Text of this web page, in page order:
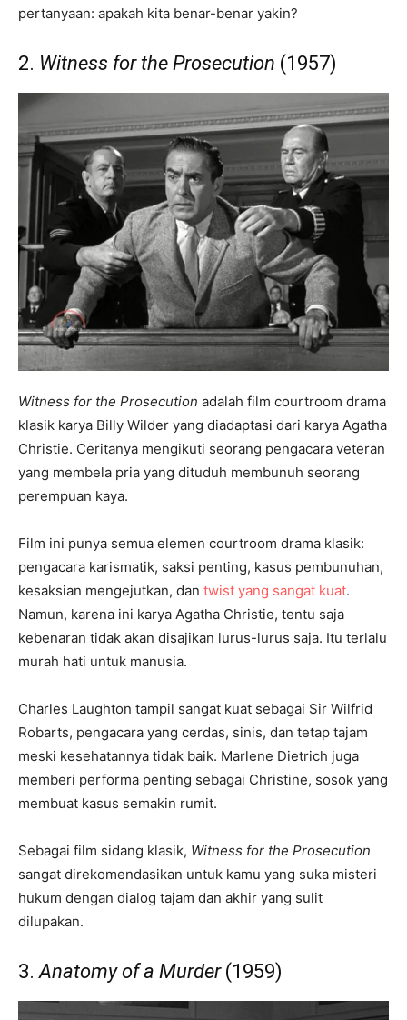
pertanyaan: apakah kita benar-benar yakin?
2. Witness for the Prosecution (1957)
Witness for the Prosecution adalah film courtroom drama
klasik karya Billy Wilder yang diadaptasi dari karya Agatha
Christie. Ceritanya mengikuti seorang pengacara veteran
yang membela pria yang dituduh membunuh seorang
perempuan kaya.
Film ini punya semua elemen courtroom drama klasik:
pengacara karismatik, saksi penting, kasus pembunuhan,
kesaksian mengejutkan, dan twist yang sangat kuat.
Namun, karena ini karya Agatha Christie, tentu saja
kebenaran tidak akan disajikan lurus-lurus saja. Itu terlalu
murah hati untuk manusia.
Charles Laughton tampil sangat kuat sebagai Sir Wilfrid
Robarts, pengacara yang cerdas, sinis, dan tetap tajam
meski kesehatannya tidak baik. Marlene Dietrich juga
memberi performa penting sebagai Christine, sosok yang
membuat kasus semakin rumit.
Sebagai film sidang klasik, Witness for the Prosecution
sangat direkomendasikan untuk kamu yang suka misteri
hukum dengan dialog tajam dan akhir yang sulit
dilupakan.
3.Anatomy of a Murder(1959)